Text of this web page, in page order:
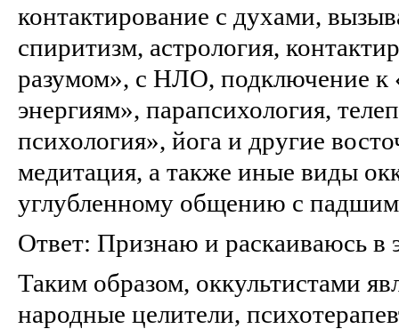
контактирование с духами,
спиритизм, астрология,
разумом», с НЛО, подключение к
энергиям», парапсихология,
психология», йога и другие
медитация, а также иные виды
углубленному общению с
Ответ: Признаю и раскаиваюсь в
Таким образом, оккультистами
народные целители,